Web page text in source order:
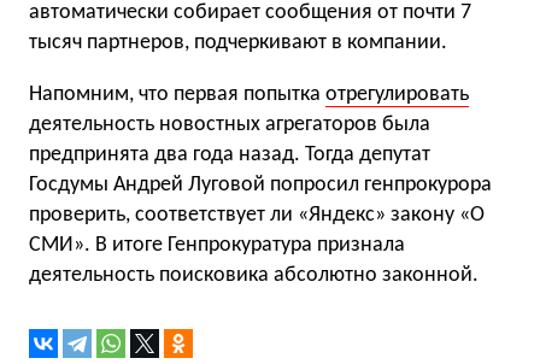
автоматически собирает сообщения от почти 7
тысяч партнеров, подчеркивают в компании.
Напомним, что первая попытка отрегулировать
деятельность новостных агрегаторов была
предпринята два года назад. Тогда депутат
Госдумы Андрей Луговой попросил генпрокурора
проверить, соответствует ли «Яндекс» закону «О
СМИ». В итоге Генпрокуратура признала
деятельность поисковика абсолютно законной.